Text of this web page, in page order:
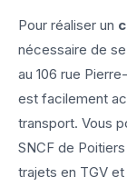
Pour réaliser un
nécessaire de
au 106 rue
est facilement
transport. Vous
SNCF de
trajets en TGV